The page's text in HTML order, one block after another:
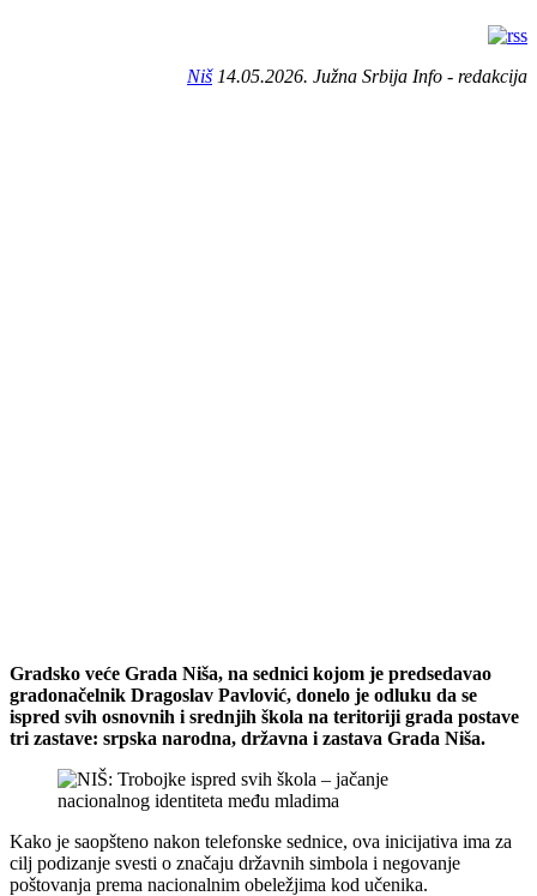
Niš14.05.2026. Južna Srbija Info - redakcija
Gradsko veće Grada Niša, na sednici kojom je predsedavao
gradonačelnik Dragoslav Pavlović, donelo je odluku da se
ispred svih osnovnih i srednjih škola na teritoriji grada postave
tri zastave: srpska narodna, državna i zastava Grada Niša.
Kako je saopšteno nakon telefonske sednice, ova inicijativa ima za
cilj podizanje svesti o značaju državnih simbola i negovanje
poštovanja prema nacionalnim obeležjima kod učenika.